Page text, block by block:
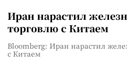
Иран нарастил
торговлю с Китаем
Bloomberg: Иран нарастил
с Китаем